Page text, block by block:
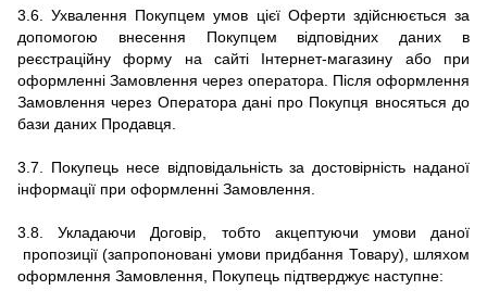
3.6.
Ухвалення Покупцем умов цієї Оферти здійснюється за
допомогою внесення Покупцем відповідних даних в
реєстраційну форму на сайті
Інтернет-магазину
або при
оформленні Замовлення через оператора.
Після оформлення
Замовлення через Оператора дані про Покупця вносяться до
бази даних Продавця.
3.7.
Покупець несе відповідальність за достовірність наданої
інформації при оформленні Замовлення.
3.8. Укладаючи Договір, тобто
акцептуючи умови даної
пропозиції (запропоновані умови придбання Товару), шляхом
оформлення Замовлення, Покупець підтверджує наступне: